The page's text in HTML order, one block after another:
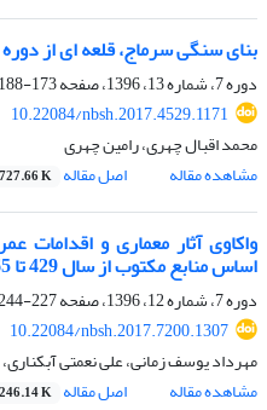
بنای سنگی سرماج، قلعه ای از
دوره 7، شماره 13، 1396، صفحه
173-188
10.22084/nbsh.2017.4529.1171
محمد اقبال چهری، رامین چهری
مشاهده مقاله
اصل مقاله 727.66 K
واکاوی آثار معماری و اقدامات
اساس منابع مکتوب از سال 429 تا 465 هجری قمری
دوره 7، شماره 12، 1396، صفحه
227-244
10.22084/nbsh.2017.7200.1307
مهرداد یوسف زمانی، علی نعمتی
مشاهده مقاله
اصل مقاله 246.14 K